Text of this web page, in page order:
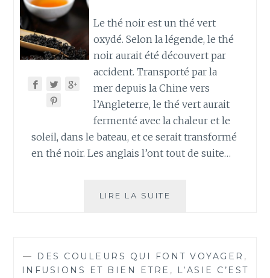
Le thé noir est un thé vert
oxydé. Selon la légende, le thé
noir aurait été découvert par
accident. Transporté par la
mer depuis la Chine vers
l’Angleterre, le thé vert aurait
fermenté avec la chaleur et le
soleil, dans le bateau, et ce serait transformé
en thé noir. Les anglais l’ont tout de suite…
LIRE LA SUITE
— DES COULEURS QUI FONT VOYAGER ,
INFUSIONS ET BIEN ETRE ,
L’ASIE C’EST